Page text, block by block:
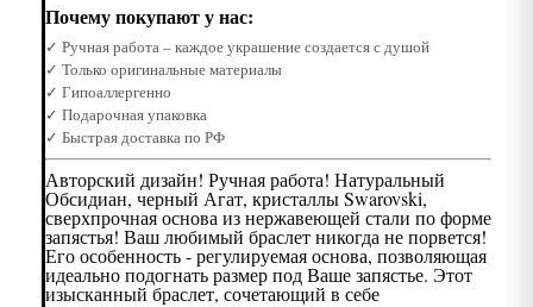
Почему покупают у нас:
✓ Ручная работа – каждое украшение создается с душой
✓ Только оригинальные материалы
✓ Гипоаллергенно
✓ Подарочная упаковка
✓ Быстрая доставка по РФ
Авторский дизайн! Ручная работа! Натуральный
Обсидиан, черный Агат, кристаллы Swarovski,
сверхпрочная основа из нержавеющей стали по форме
запястья! Ваш любимый браслет никогда не порвется!
Его особенность - регулируемая основа, позволяющая
идеально подогнать размер под Ваше запястье. Этот
изысканный браслет, сочетающий в себе